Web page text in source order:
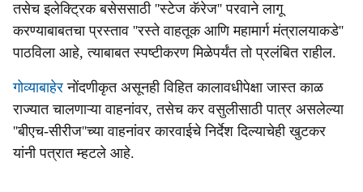
तसेच इलेक्ट्रिक बसेससाठी ''स्टेज कॅरेज'' परवाने लागू
करण्याबाबतचा प्रस्ताव ''रस्ते वाहतूक आणि महामार्ग मंत्रालयाकडे''
पाठविला आहे, त्याबाबत स्पष्टीकरण मिळेपर्यंत तो प्रलंबित राहील.
गोव्याबाहेरनोंदणीकृत असूनही विहित कालावधीपेक्षा जास्त काळ
राज्यात चालणाऱ्या वाहनांवर, तसेच कर वसुलीसाठी पात्र असलेल्या
''बीएच-सीरीज''च्या वाहनांवर कारवाईचे निर्देश दिल्याचेही खुटकर
यांनी पत्रात म्हटले आहे.